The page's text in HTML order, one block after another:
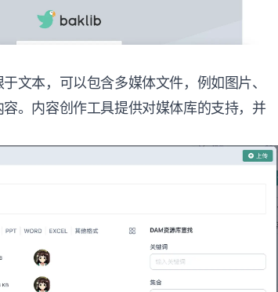
文本，可以包含多媒体文件，例如图片、
。内容创作工具提供对媒体库的支持，并